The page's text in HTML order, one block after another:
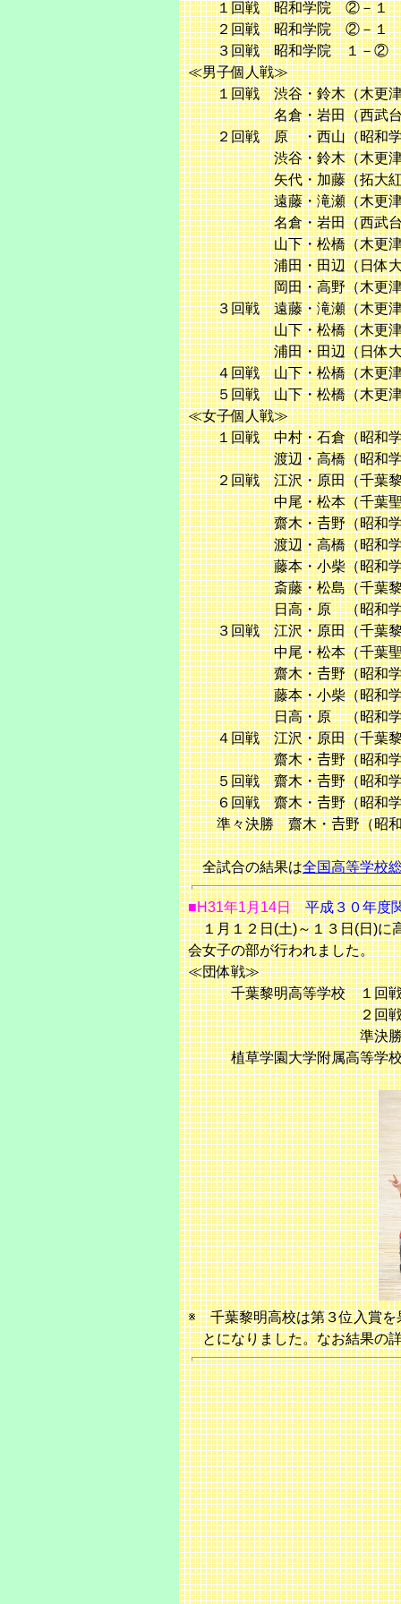
１回戦 昭和学院 ②－１ 米
２回戦 昭和学院 ②－１ 中
３回戦 昭和学院 １－② 三
≪男子個人戦≫
１回戦 渋谷・鈴木（木更津
名倉・岩田（西武台千葉
２回戦 原 ・西山（昭和学
渋谷・鈴木（木更津総合
矢代・加藤（拓大紅陵）
遠藤・滝瀬（木更津総合
名倉・岩田（西武台千葉
山下・松橋（木更津総合
浦田・田辺（日体大柏
岡田・高野（木更津総合
３回戦 遠藤・滝瀬（木更津
山下・松橋（木更津総合
浦田・田辺（日体大柏
４回戦 山下・松橋（木更津
５回戦 山下・松橋（木更津
≪女子個人戦≫
１回戦 中村・石倉（昭和学
渡辺・高橋（昭和学院）
２回戦 江沢・原田（千葉黎
中尾・松本（千葉聖心）
齋木・𠮷野（昭和学院）
渡辺・高橋（昭和学院）
藤本・小柴（昭和学院）
斎藤・松島（千葉黎明）
日高・原 （昭和学院）
３回戦 江沢・原田（千葉黎
中尾・松本（千葉聖心）
齋木・𠮷野（昭和学院）
藤本・小柴（昭和学院）
日高・原 （昭和学院）
４回戦 江沢・原田（千葉黎
齋木・𠮷野（昭和学院）
５回戦 齋木・𠮷野（昭和学
６回戦 齋木・𠮷野（昭和学
準々決勝 齋木・𠮷野（昭和
全試合の結果は全国高等学校
■H31年1月14日
平成３０年度
１月１２日(土)～１３日(日)に
会女子の部が行われました。
≪団体戦≫
千葉黎明高等学校 １回戦
２回戦 ②－１ 日
準決勝 １－② 埼
植草学園大学附属高等学
※ 千葉黎明高校は第３位入賞を
とになりました。なお結果の